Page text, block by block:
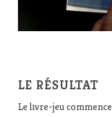
LE RÉSULTAT
Le livre-jeu